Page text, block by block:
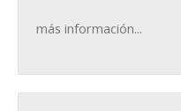
más información...